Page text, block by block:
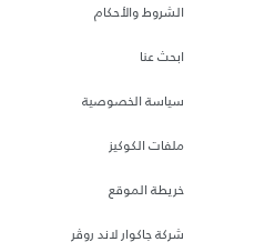
الشروط والأحكام
ابحث عنا
سياسة الخصوصية
ملفات الكوكيز
خريطة الموقع
شركة جاكوار لاند روڤر